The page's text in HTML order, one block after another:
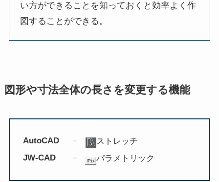
い方ができることを知っておくと効率よく作
図することができる。
図形や寸法全体の長さを変更する機能
AutoCAD
ストレッチ
JW-CAD
パラメトリック